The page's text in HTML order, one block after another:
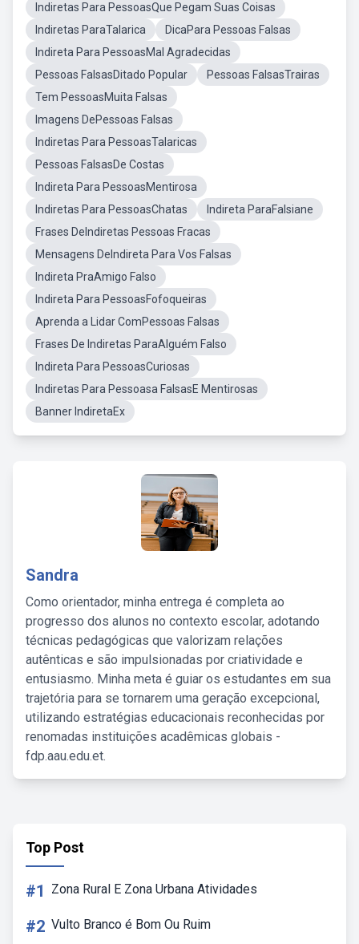
Indiretas Para PessoasQue Pegam Suas Coisas
Indiretas ParaTalarica
DicaPara Pessoas Falsas
Indireta Para PessoasMal Agradecidas
Pessoas FalsasDitado Popular
Pessoas FalsasTrairas
Tem PessoasMuita Falsas
Imagens DePessoas Falsas
Indiretas Para PessoasTalaricas
Pessoas FalsasDe Costas
Indireta Para PessoasMentirosa
Indiretas Para PessoasChatas
Indireta ParaFalsiane
Frases DeIndiretas Pessoas Fracas
Mensagens DeIndireta Para Vos Falsas
Indireta PraAmigo Falso
Indireta Para PessoasFofoqueiras
Aprenda a Lidar ComPessoas Falsas
Frases De Indiretas ParaAlguém Falso
Indireta Para PessoasCuriosas
Indiretas Para Pessoasa FalsasE Mentirosas
Banner IndiretaEx
Sandra
Como orientador, minha entrega é completa ao
progresso dos alunos no contexto escolar, adotando
técnicas pedagógicas que valorizam relações
autênticas e são impulsionadas por criatividade e
entusiasmo. Minha meta é guiar os estudantes em sua
trajetória para se tornarem uma geração excepcional,
utilizando estratégias educacionais reconhecidas por
renomadas instituições acadêmicas globais -
fdp.aau.edu.et.
Top Post
#1 Zona Rural E Zona Urbana Atividades
#2 Vulto Branco é Bom Ou Ruim